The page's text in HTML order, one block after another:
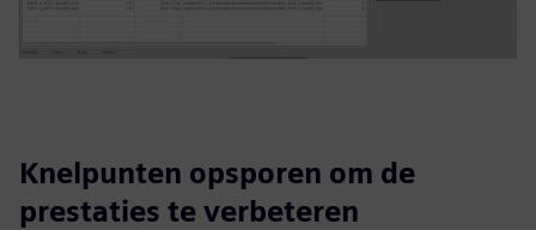
Knelpunten opsporen om de
prestaties te verbeteren